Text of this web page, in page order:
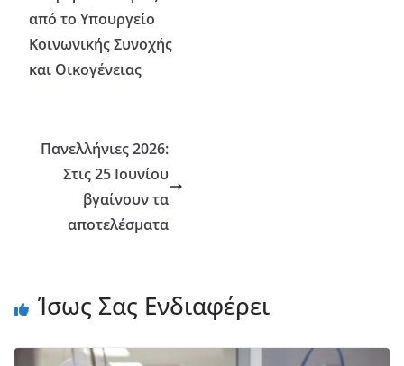
από το Υπουργείο
Κοινωνικής Συνοχής
και Οικογένειας
Πανελλήνιες 2026:
Στις 25 Ιουνίου
βγαίνουν τα
αποτελέσματα
Ίσως Σας Ενδιαφέρει